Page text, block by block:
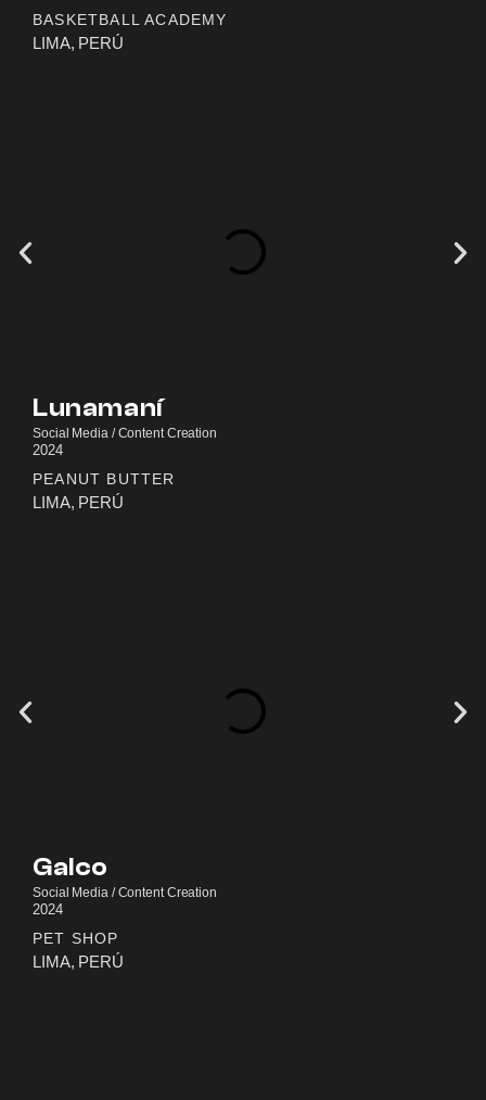
BASKETBALL ACADEMY
LIMA, PERÚ
Lunamaní
Social Media / Content Creation
2024
PEANUT BUTTER
LIMA, PERÚ
Galco
Social Media / Content Creation
2024
PET SHOP
LIMA, PERÚ